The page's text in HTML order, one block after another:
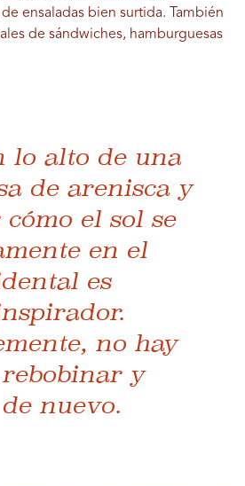
ensaladas bien surtida. También
de sándwiches, hamburguesas
lo alto de una
de arenisca y
el sol se
en el
es
no hay
y
nuevo.